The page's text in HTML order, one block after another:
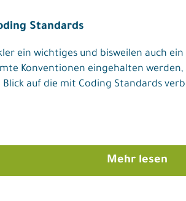
Standards
ein wichtiges und bisweilen auch
Konventionen eingehalten
auf die mit Coding Standards
Mehr lesen